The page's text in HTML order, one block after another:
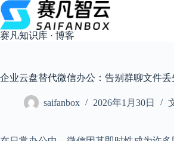
跳
过
内
容
赛凡知识库 · 博客
企业云盘替代微信办公：告别群聊文件丢
saifanbox 2026年1月30日